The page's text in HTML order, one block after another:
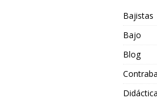
Bajistas
Bajo
Blog
Didáctica